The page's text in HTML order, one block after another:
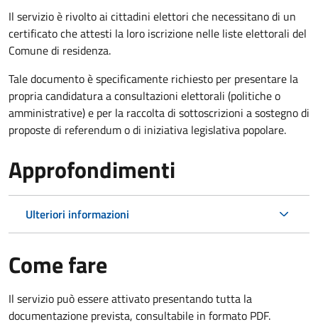
Il servizio è rivolto ai cittadini elettori che necessitano di un
certificato che attesti la loro iscrizione nelle liste elettorali del
Comune di residenza.
Tale documento è specificamente richiesto per presentare la
propria candidatura a consultazioni elettorali (politiche o
amministrative) e per la raccolta di sottoscrizioni a sostegno di
proposte di referendum o di iniziativa legislativa popolare.
Approfondimenti
Ulteriori informazioni
Come fare
Il servizio può essere attivato presentando tutta la
documentazione prevista, consultabile in formato PDF.